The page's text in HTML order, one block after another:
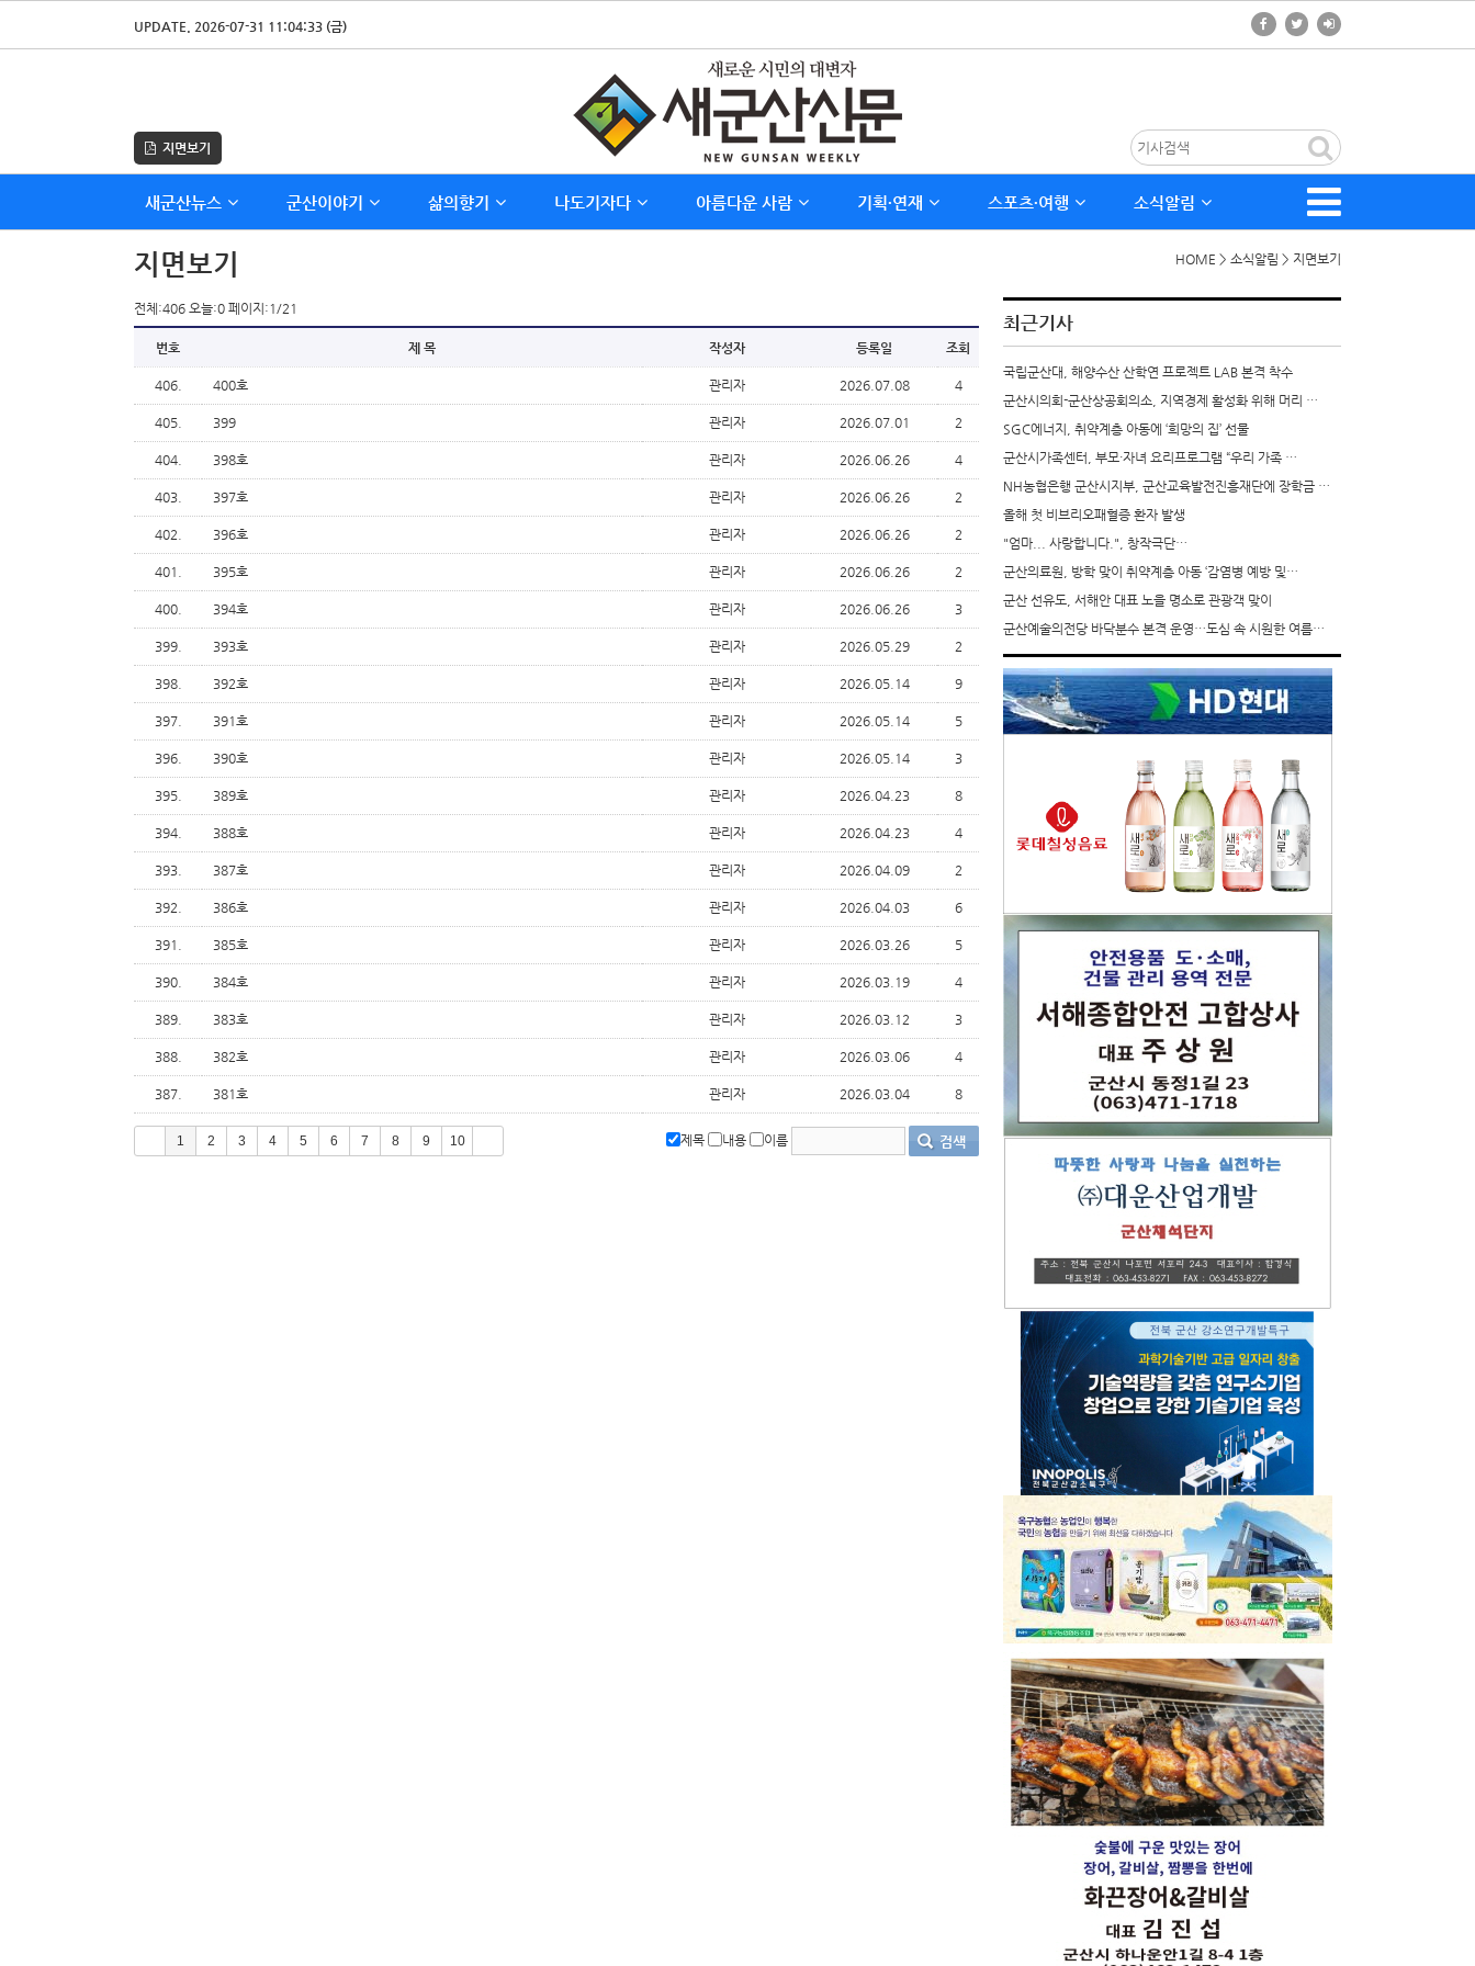
UPDATE. 2026-07-31 11:04:33 (금)
지면보기
새군산뉴스 군산이야기 삶의향기 나도기자다 아름다운 사람 기획∙연재 스포츠∙여행 소식알림
지면보기 HOME > 소식알림 > 지면보기
전체:406 오늘:0 페이지:1/21
번호 제 목 작성자 등록일 조회
406. 400호 관리자 2026.07.08 4
405. 399 관리자 2026.07.01 2
404. 398호 관리자 2026.06.26 4
403. 397호 관리자 2026.06.26 2
402. 396호 관리자 2026.06.26 2
401. 395호 관리자 2026.06.26 2
400. 394호 관리자 2026.06.26 3
399. 393호 관리자 2026.05.29 2
398. 392호 관리자 2026.05.14 9
397. 391호 관리자 2026.05.14 5
396. 390호 관리자 2026.05.14 3
395. 389호 관리자 2026.04.23 8
394. 388호 관리자 2026.04.23 4
393. 387호 관리자 2026.04.09 2
392. 386호 관리자 2026.04.03 6
391. 385호 관리자 2026.03.26 5
390. 384호 관리자 2026.03.19 4
389. 383호 관리자 2026.03.12 3
388. 382호 관리자 2026.03.06 4
387. 381호 관리자 2026.03.04 8
1 2 3 4 5 6 7 8 9 10 제목 내용 이름
최근기사
국립군산대, 해양수산 산학연 프로젝트 LAB 본격 착수
군산시의회-군산상공회의소, 지역경제 활성화 위해 머리 …
SGC에너지, 취약계층 아동에 ‘희망의 집’ 선물
군산시가족센터, 부모·자녀 요리프로그램 “우리 가족 …
NH농협은행 군산시지부, 군산교육발전진흥재단에 장학금 …
올해 첫 비브리오패혈증 환자 발생
"엄마... 사랑합니다.", 창작극단…
군산의료원, 방학 맞이 취약계층 아동 ‘감염병 예방 및…
군산 선유도, 서해안 대표 노을 명소로 관광객 맞이
군산예술의전당 바닥분수 본격 운영…도심 속 시원한 여름…